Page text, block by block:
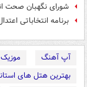
شورای نگهبان صحت انتخابات در 50 حوزه
برنامه انتخاباتی
آپ آهنگ
بهترین هتل های